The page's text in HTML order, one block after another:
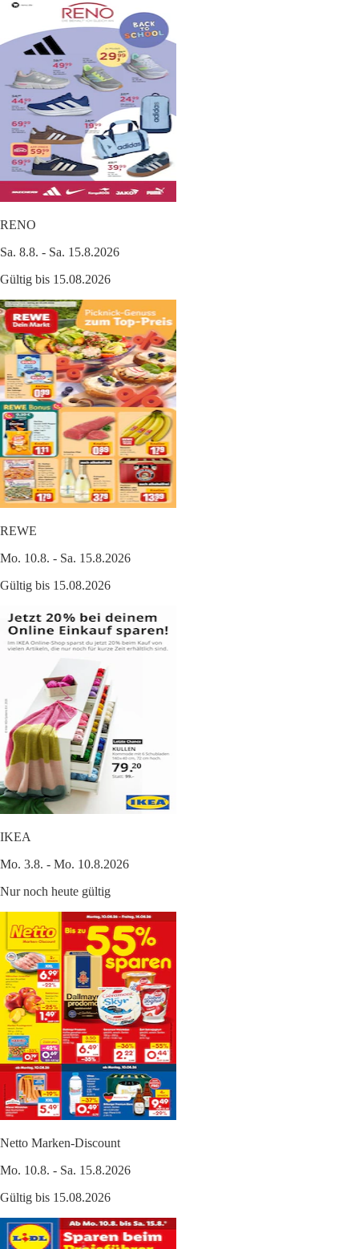
RENO
Sa. 8.8. - Sa. 15.8.2026
Gültig bis 15.08.2026
REWE
Mo. 10.8. - Sa. 15.8.2026
Gültig bis 15.08.2026
IKEA
Mo. 3.8. - Mo. 10.8.2026
Nur noch heute gültig
Netto Marken-Discount
Mo. 10.8. - Sa. 15.8.2026
Gültig bis 15.08.2026